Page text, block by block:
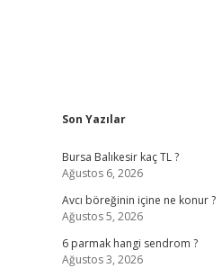
Sidebar
Son Yazılar
Bursa Balıkesir kaç TL ?
Ağustos 6, 2026
Avcı böreğinin içine ne konur ?
Ağustos 5, 2026
6 parmak hangi sendrom ?
Ağustos 3, 2026